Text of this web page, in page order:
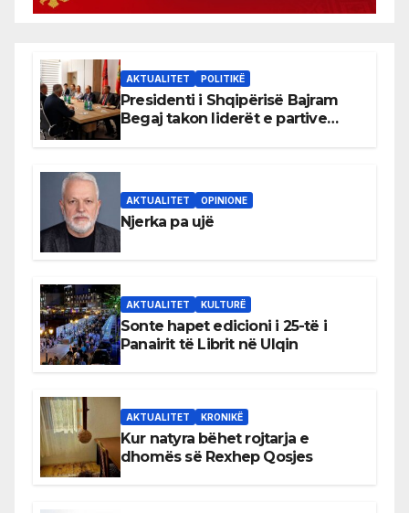
AKTUALITET POLITIKË
Presidenti i Shqipërisë Bajram
Begaj takon liderët e partive
AKTUALITET OPINIONE
Njerka pa ujë
AKTUALITET KULTURË
Sonte hapet edicioni i 25-të i
Panairit të Librit në Ulqin
AKTUALITET KRONIKË
Kur natyra bëhet rojtarja e
dhomës së Rexhep Qosjes